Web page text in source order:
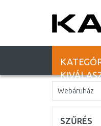
Webáruház
SZŰRÉS